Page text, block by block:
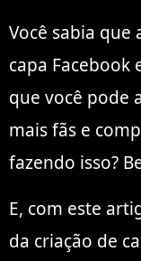
Você sabia
capa Facebook
que você pode
mais fãs e
fazendo isso?
E, com este
da criação de